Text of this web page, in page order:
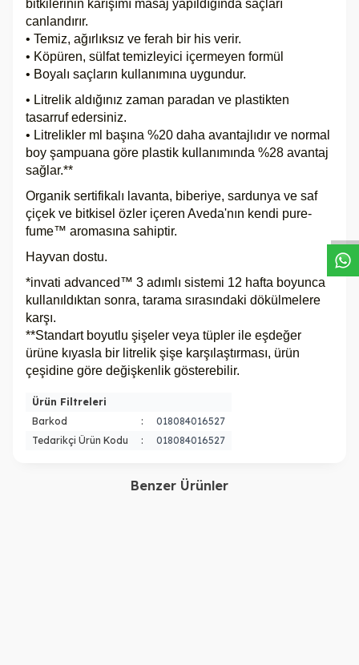
bitkilerinin karışımı masaj yapıldığında saçları
canlandırır.
• Temiz, ağırlıksız ve ferah bir his verir.
• Köpüren, sülfat temizleyici içermeyen formül
• Boyalı saçların kullanımına uygundur.
• Litrelik aldığınız zaman paradan ve plastikten
tasarruf edersiniz.
• Litrelikler ml başına %20 daha avantajlıdır ve normal
boy şampuana göre plastik kullanımında %28 avantaj
sağlar.**
Organik sertifikalı lavanta, biberiye, sardunya ve saf
çiçek ve bitkisel özler içeren Aveda'nın kendi pure-
fume™ aromasına sahiptir.
Hayvan dostu.
*invati advanced™ 3 adımlı sistemi 12 hafta boyunca
kullanıldıktan sonra, tarama sırasındaki dökülmelere
karşı.
**Standart boyutlu şişeler veya tüpler ile eşdeğer
ürüne kıyasla bir litrelik şişe karşılaştırması, ürün
çeşidine göre değişkenlik gösterebilir.
Ürün Filtreleri
Barkod
:
018084016527
Tedarikçi Ürün Kodu
: 018084016527
Benzer Ürünler